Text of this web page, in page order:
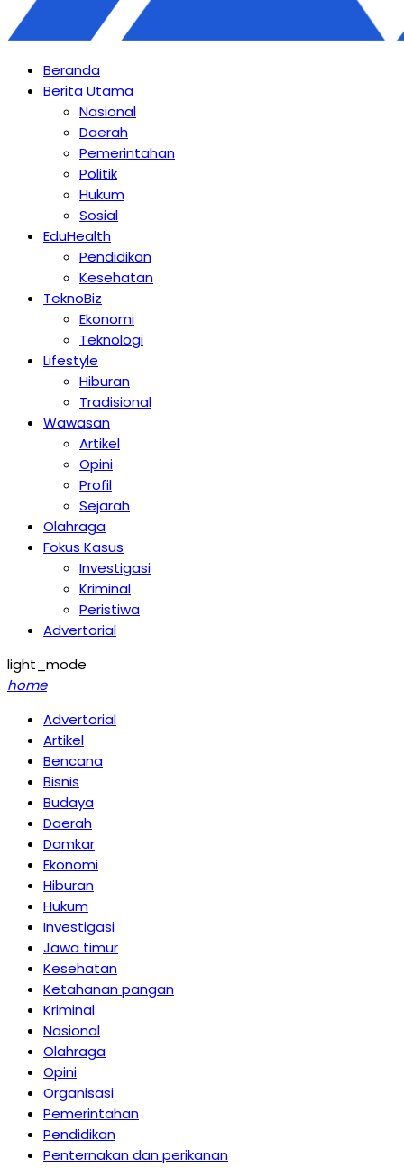
Beranda
Berita Utama
Nasional
Daerah
Pemerintahan
Politik
Hukum
Sosial
EduHealth
Pendidikan
Kesehatan
TeknoBiz
Ekonomi
Teknologi
Lifestyle
Hiburan
Tradisional
Wawasan
Artikel
Opini
Profil
Sejarah
Olahraga
Fokus Kasus
Investigasi
Kriminal
Peristiwa
Advertorial
light_mode
home
Advertorial
Artikel
Bencana
Bisnis
Budaya
Daerah
Damkar
Ekonomi
Hiburan
Hukum
Investigasi
Jawa timur
Kesehatan
Ketahanan pangan
Kriminal
Nasional
Olahraga
Opini
Organisasi
Pemerintahan
Pendidikan
Penternakan dan perikanan